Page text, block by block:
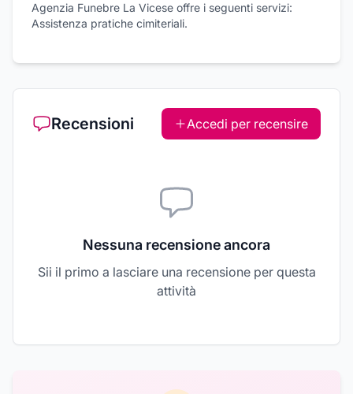
Agenzia Funebre La Vicese offre i seguenti servizi:
Assistenza pratiche cimiteriali.
Recensioni Accedi per recensire
Nessuna recensione ancora
Sii il primo a lasciare una recensione per questa
attività